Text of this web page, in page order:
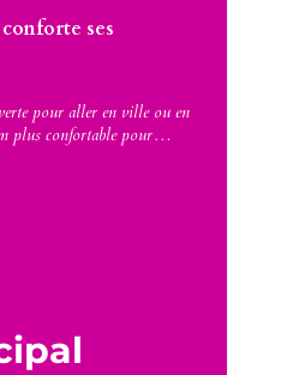
conforte ses
pour aller en ville ou en
plus confortable pour…